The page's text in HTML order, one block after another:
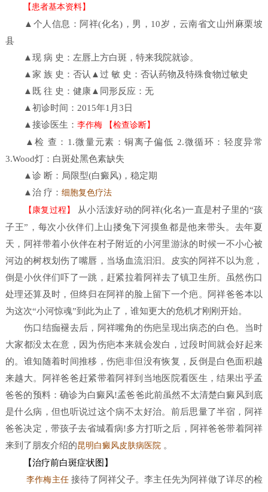
【患者基本资料】
▲个人信息：阿祥(化名)，男，10岁，云南省文山州麻栗坡
县
▲现 病 史：左唇上方白斑，特来我院就诊。
▲家 族 史：否认▲过 敏 史：否认药物及特殊食物过敏史
▲既 往 史：健康▲同形反应：无
▲初诊时间：2015年1月3日
▲接诊医生：李作梅 【检查诊断】
▲检 查：1.微量元素：铜离子偏低 2.微循环：轻度异常
3.Wood灯：白斑处黑色素缺失
▲诊 断：局限型(白癜风)，稳定期
▲治 疗：细胞复色疗法
【康复过程】
从小活泼好动的阿祥(化名)一直是村子里的“孩
子王”，每次小伙伴们上山搂兔下河摸鱼都是他来带头。去年夏
天，阿祥带着小伙伴在村子附近的小河里游泳的时候一不小心被
河边的树杈划伤了嘴唇，当场血流汩汩。皮实的阿祥不以为意，
倒是小伙伴们吓了一跳，赶紧拉着阿祥去了镇卫生所。虽然伤口
处理还算及时，但终归在阿祥的脸上留下一个疤。阿祥爸爸本以
为这次“小河惊魂”到此为止了，谁知更大的危机才刚刚开始。
伤口结痂褪去后，阿祥嘴角的伤疤呈现出病态的白色。当时
大家都没太在意，因为伤疤本来就会发白，过段时间就会好起来
的。谁知随着时间推移，伤疤非但没有恢复，反倒是白色面积越
来越大。阿祥爸爸赶紧带着阿祥到当地医院看医生，结果出乎孟
爸爸的预料：确诊为白癜风!孟爸爸此前虽然不太清楚白癜风到底
是什么病，但也听说过这个病不太好治。前后思量了半宿，阿祥
爸爸决定，带孩子去省城看病!多方打听之后，阿祥爸爸带着阿祥
来到了朋友介绍的昆明白癜风皮肤病医院 。
【治疗前白斑症状图】
李作梅主任接待了阿祥父子。李主任先为阿祥做了详尽的检